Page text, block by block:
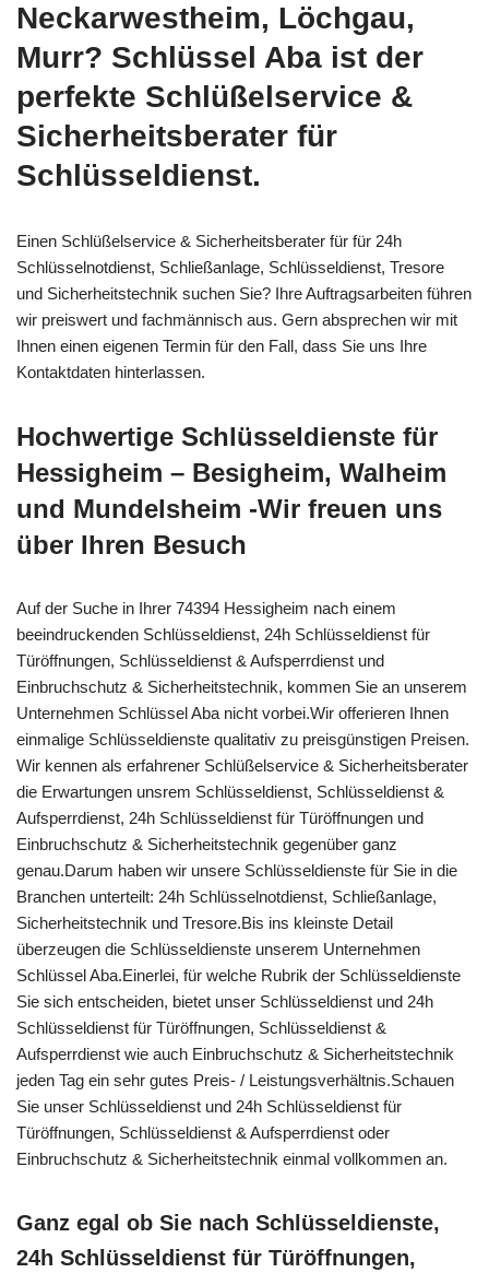
Neckarwestheim, Löchgau,
Murr? Schlüssel Aba ist der
perfekte Schlüßelservice &
Sicherheitsberater für
Schlüsseldienst.
Einen Schlüßelservice & Sicherheitsberater für für 24h
Schlüsselnotdienst, Schließanlage, Schlüsseldienst, Tresore
und Sicherheitstechnik suchen Sie? Ihre Auftragsarbeiten führen
wir preiswert und fachmännisch aus. Gern absprechen wir mit
Ihnen einen eigenen Termin für den Fall, dass Sie uns Ihre
Kontaktdaten hinterlassen.
Hochwertige Schlüsseldienste für
Hessigheim – Besigheim, Walheim
und Mundelsheim -Wir freuen uns
über Ihren Besuch
Auf der Suche in Ihrer 74394 Hessigheim nach einem
beeindruckenden Schlüsseldienst, 24h Schlüsseldienst für
Türöffnungen, Schlüsseldienst & Aufsperrdienst und
Einbruchschutz & Sicherheitstechnik, kommen Sie an unserem
Unternehmen Schlüssel Aba nicht vorbei.Wir offerieren Ihnen
einmalige Schlüsseldienste qualitativ zu preisgünstigen Preisen.
Wir kennen als erfahrener Schlüßelservice & Sicherheitsberater
die Erwartungen unsrem Schlüsseldienst, Schlüsseldienst &
Aufsperrdienst, 24h Schlüsseldienst für Türöffnungen und
Einbruchschutz & Sicherheitstechnik gegenüber ganz
genau.Darum haben wir unsere Schlüsseldienste für Sie in die
Branchen unterteilt: 24h Schlüsselnotdienst, Schließanlage,
Sicherheitstechnik und Tresore.Bis ins kleinste Detail
überzeugen die Schlüsseldienste unserem Unternehmen
Schlüssel Aba.Einerlei, für welche Rubrik der Schlüsseldienste
Sie sich entscheiden, bietet unser Schlüsseldienst und 24h
Schlüsseldienst für Türöffnungen, Schlüsseldienst &
Aufsperrdienst wie auch Einbruchschutz & Sicherheitstechnik
jeden Tag ein sehr gutes Preis- / Leistungsverhältnis.Schauen
Sie unser Schlüsseldienst und 24h Schlüsseldienst für
Türöffnungen, Schlüsseldienst & Aufsperrdienst oder
Einbruchschutz & Sicherheitstechnik einmal vollkommen an.
Ganz egal ob Sie nach Schlüsseldienste,
24h Schlüsseldienst für Türöffnungen,